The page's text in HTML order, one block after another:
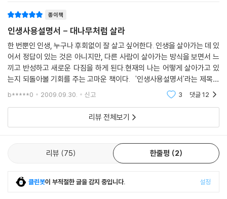
종이책
인생사용설명서 - 대나무처럼 살라
한 번뿐인 인생, 누구나 후회없이 잘 살고 싶어한다. 인생을 살아가는 데 있
어서 정답이 있는 것은 아니지만, 다른 사람이 살아가는 방식을 보면서 느
끼고 반성하고 새로운 다짐을 하게 된다.현재의 나는 어떻게 살아가고 있
는지 되돌아볼 기회를 주는 고마운 책이다. '인생사용설명서'라는 제목부
터가 호기심을 유발한다.전자제품 하나를 사도 기본설명서가 들어 있는데,
b*****0 2009.09.30. 신고 3 댓글12
리뷰 전체보기
리뷰 75 한줄평 2
클린봇이 부적절한 글을 감지 중입니다. 설정